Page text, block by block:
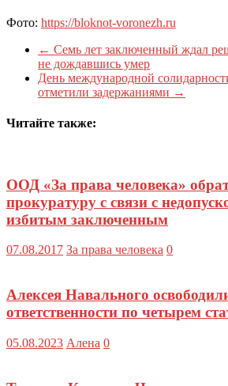
Фото: https://bloknot-voronezh.ru
← Семь лет заключенный ждал
не дождавшись умер
День международной
отметили задержаниями →
Читайте также:
ООД «За права человека»
прокуратуру с связи с
избитым заключенным
07.08.2017 За права человека 0
Алексея Навального
ответственности по четырем
05.08.2023 Алена 0